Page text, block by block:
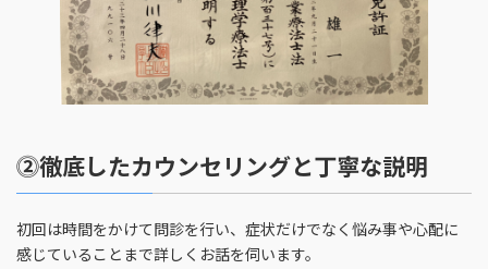
⓶徹底したカウンセリングと丁寧な説明
初回は時間をかけて問診を行い、症状だけでなく悩み事や心配に
感じていることまで詳しくお話を伺います。